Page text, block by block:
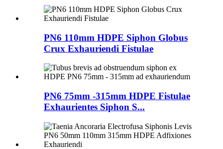
PN6 110mm HDPE Siphon Globus
Crux Exhauriendi Fistulae
PN6 75mm -315mm HDPE Fistulae
Exhaurientes Siphon S...